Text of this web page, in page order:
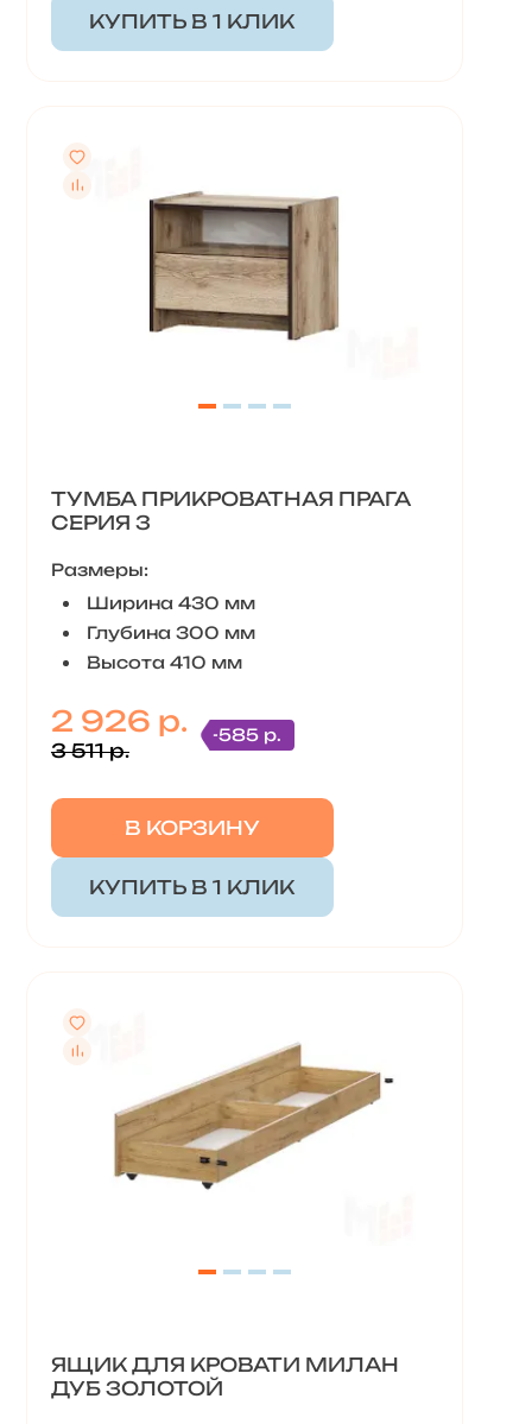
КУПИТЬ В 1 КЛИК
ТУМБА ПРИКРОВАТНАЯ ПРАГА
СЕРИЯ 3
Размеры:
Ширина 430 мм
Глубина 300 мм
Высота 410 мм
2 926 р.
3 511 р.
-585 р.
В КОРЗИНУ
КУПИТЬ В 1 КЛИК
ЯЩИК ДЛЯ КРОВАТИ МИЛАН
ДУБ ЗОЛОТОЙ